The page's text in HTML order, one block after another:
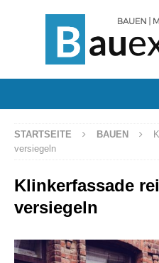
STARTSEITE BAUEN
versiegeln
Klinkerfassade
versiegeln